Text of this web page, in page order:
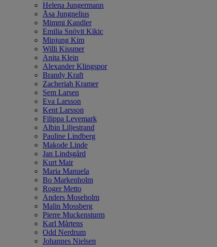
Helena Jungermann
Åsa Jungnelius
Mimmi Kandler
Emilia Snövit Kikic
Minjung Kim
Willi Kissmer
Anita Klein
Alexander Klingspor
Brandy Kraft
Zacheriah Kramer
Sem Larsen
Eva Larsson
Kent Larsson
Filippa Levemark
Albin Liljestrand
Pauline Lindberg
Makode Linde
Jan Lindsgård
Kurt Mair
Maria Manuela
Bo Markenholm
Roger Metto
Anders Moseholm
Malin Mossberg
Pierre Muckensturm
Karl Mårtens
Odd Nerdrum
Johannes Nielsen